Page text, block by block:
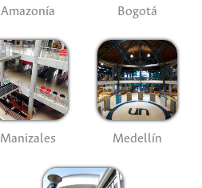
Amazonía Bogotá
Manizales Medellín